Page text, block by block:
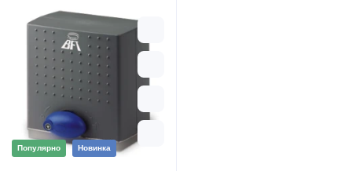
Популярно Новинка